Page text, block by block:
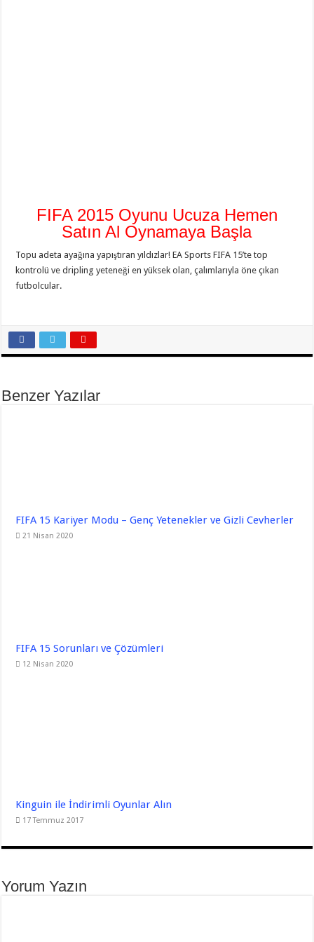
FIFA 2015 Oyunu Ucuza Hemen
Satın Al Oynamaya Başla
Topu adeta ayağına yapıştıran yıldızlar! EA Sports FIFA 15’te top
kontrolü ve dripling yeteneği en yüksek olan, çalımlarıyla öne çıkan
futbolcular.
Benzer Yazılar
FIFA 15 Kariyer Modu – Genç Yetenekler ve Gizli Cevherler
21 Nisan 2020
FIFA 15 Sorunları ve Çözümleri
12 Nisan 2020
Kinguin ile İndirimli Oyunlar Alın
17 Temmuz 2017
Yorum Yazın